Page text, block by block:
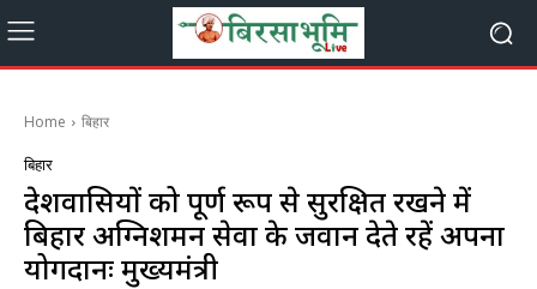
Home बिहार
बिहार
प्रदेशवासियों को पूर्ण रूप से सुरक्षित रखने में
बिहार अग्निशमन सेवा के जवान देते रहें अपना
योगदानः मुख्यमंत्री